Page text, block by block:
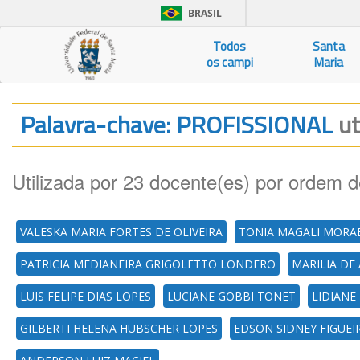
BRASIL
Todos
os campi
Santa
Maria
Palavra-chave: PROFISSIONAL
Utilizada por 23 docente(es) por ordem
VALESKA MARIA FORTES DE OLIVEIRA TONIA MAGALI
PATRICIA MEDIANEIRA GRIGOLETTO LONDERO MARILIA DE
LUIS FELIPE DIAS LOPES LUCIANE GOBBI TONET LIDIANE
GILBERTI HELENA HUBSCHER LOPES EDSON SIDNEY